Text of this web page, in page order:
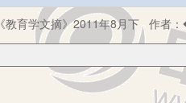
《教育学文摘》2011年8月下 作者：